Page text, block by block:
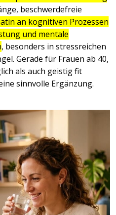
beschwerdefreie
an kognitiven Prozessen
und mentale
, besonders in stressreichen
Gerade für Frauen ab 40,
als auch geistig fit
sinnvolle Ergänzung.